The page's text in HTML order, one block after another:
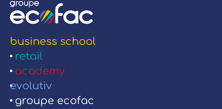
business school
retail
academy
evolutiv
groupe ecofac